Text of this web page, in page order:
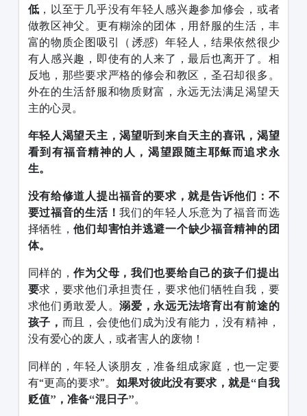
低 ，以至于几乎没有年轻人感兴趣参加修会，或者
做教区神父。更有糊涂的团体，用舒服的生活，丰
富的物质企图吸引（ 诱惑）年轻人，结果依然很少
有人感兴趣，即使有的人来了，最后也离开了。相
反地，那些要求严格的修会和教区，圣召却很多。
外在的生活舒服和物质财富，永远无法满足渴望天
主的心灵。
年轻人渴望天主，渴望听到来自天主的喜讯，渴望
看到有福音精神的人，渴望跟随主耶稣而追求永
生。
没有给修道人提出福音的要求，就是告诉他们：不
要过福音的生活！我们的年轻人乐意为了福音而选
择牺牲，他们却害怕并逃避一个缺少福音精神的团
体。
同样的，作为父母，我们也要给自己的孩子们提出
要求，要求他们承担责任，要求他们牺牲自我，要
求他们勇敢爱人。溺爱，永远无法培育出有前途的
孩子， 而且，会使他们成为没有能力，没有精神，
没有爱心的废人，或者害人的废物！
同样的，年轻人谈朋友，准备组成家庭，也一定要
有“更高的要求”。 如果对彼此没有要求，就是“自我
贬值”，准备“混日子”。